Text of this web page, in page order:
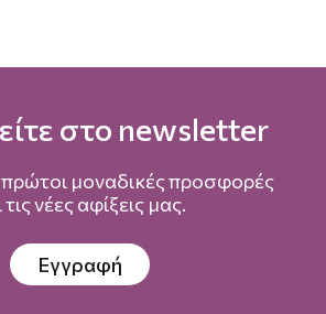
στο newsletter
μοναδικές προσφορές
τις νέες αφίξεις μας.
Εγγραφή